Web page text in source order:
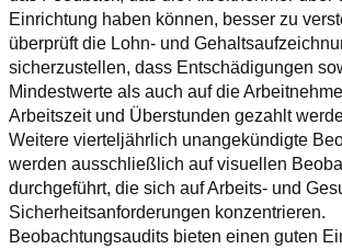
Einrichtung haben können, besser zu
überprüft die Lohn- und
sicherzustellen, dass Entschädigungen
Mindestwerte als auch auf die
Arbeitszeit und Überstunden gezahlt
Weitere vierteljährlich unangekündigte
werden ausschließlich auf visuellen
durchgeführt, die sich auf Arbeits- und
Sicherheitsanforderungen konzentrieren.
Beobachtungsaudits bieten einen guten